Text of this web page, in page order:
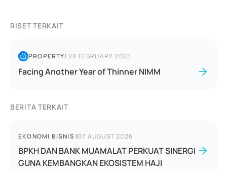
RISET TERKAIT
PROPERTY|28 FEBRUARY 2025
Facing Another Year of Thinner NIMM
BERITA TERKAIT
EKONOMI BISNIS |07 AUGUST 2026
BPKH DAN BANK MUAMALAT PERKUAT SINERGI
GUNA KEMBANGKAN EKOSISTEM HAJI